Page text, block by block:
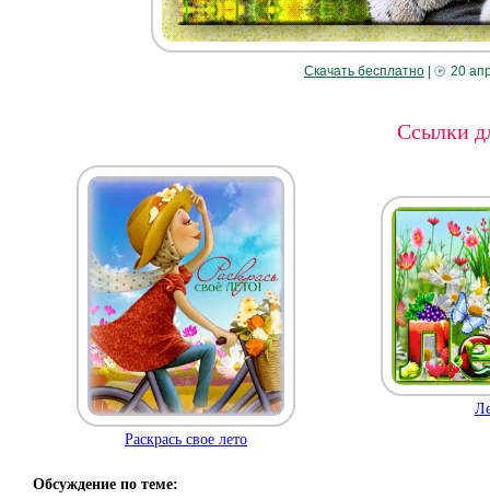
Скачать бесплатно 20
Ссылки
Раскрась свое лето
Обсуждение по теме: